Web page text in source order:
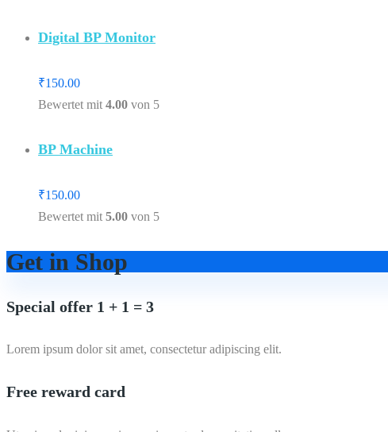
Digital BP Monitor
₹150.00
Bewertet mit 4.00 von 5
BP Machine
₹150.00
Bewertet mit 5.00 von 5
Get in Shop
Special offer 1 + 1 = 3
Lorem ipsum dolor sit amet, consectetur adipiscing elit.
Free reward card